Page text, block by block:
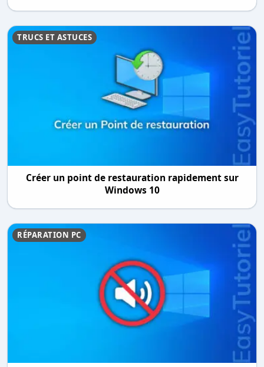
TRUCS ET ASTUCES
Créer un point de restauration rapidement sur
Windows 10
RÉPARATION PC